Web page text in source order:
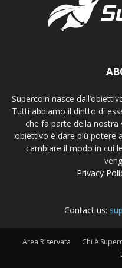
Supercoin nasce
Tutti abbiamo il diritto di
che fa parte della nostra
obiettivo è dare più potere
cambiare il modo in cui
Privacy
Contact us:
Area Riservata Chi è